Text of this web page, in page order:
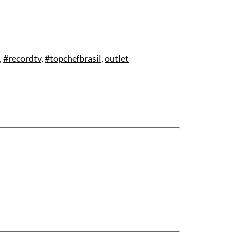
,#recordtv,#topchefbrasil,outlet